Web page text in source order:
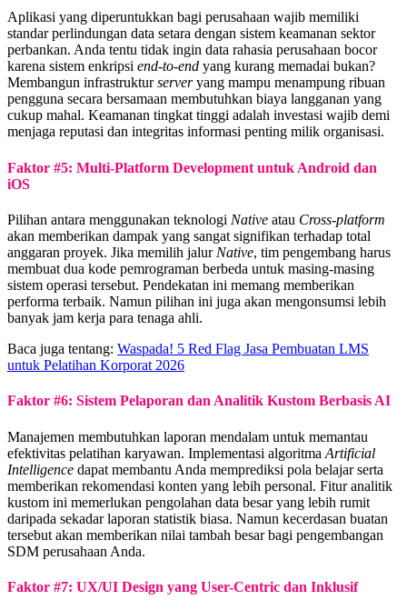
Aplikasi yang diperuntukkan bagi perusahaan wajib memiliki
standar perlindungan data setara dengan sistem keamanan sektor
perbankan. Anda tentu tidak ingin data rahasia perusahaan bocor
karena sistem enkripsi end-to-end yang kurang memadai bukan?
Membangun infrastrukturserveryang mampu menampung ribuan
pengguna secara bersamaan membutuhkan biaya langganan yang
cukup mahal. Keamanan tingkat tinggi adalah investasi wajib demi
menjaga reputasi dan integritas informasi penting milik organisasi.
Faktor #5: Multi-Platform Development untuk Android dan
iOS
Pilihan antara menggunakan teknologi Native atau Cross-platform
akan memberikan dampak yang sangat signifikan terhadap total
anggaran proyek. Jika memilih jalur Native, tim pengembang harus
membuat dua kode pemrograman berbeda untuk masing-masing
sistem operasi tersebut. Pendekatan ini memang memberikan
performa terbaik. Namun pilihan ini juga akan mengonsumsi lebih
banyak jam kerja para tenaga ahli.
Baca juga tentang: Waspada! 5 Red Flag Jasa Pembuatan LMS
untuk Pelatihan Korporat 2026
Faktor #6: Sistem Pelaporan dan Analitik Kustom Berbasis AI
Manajemen membutuhkan laporan mendalam untuk memantau
efektivitas pelatihan karyawan. Implementasi algoritma Artificial
Intelligence dapat membantu Anda memprediksi pola belajar serta
memberikan rekomendasi konten yang lebih personal. Fitur analitik
kustom ini memerlukan pengolahan data besar yang lebih rumit
daripada sekadar laporan statistik biasa. Namun kecerdasan buatan
tersebut akan memberikan nilai tambah besar bagi pengembangan
SDM perusahaan Anda.
Faktor #7: UX/UI Design yang User-Centric dan Inklusif